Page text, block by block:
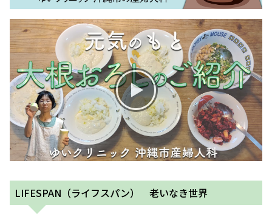
LIFESPAN（ライフスパン） 老いなき世界
予防接種
その他の診療内容
‘さんルーム’ でさまざまな講座・クラス
遠方にお住まいで当院での出産を希望される方へ
医師プロフィール
English Page